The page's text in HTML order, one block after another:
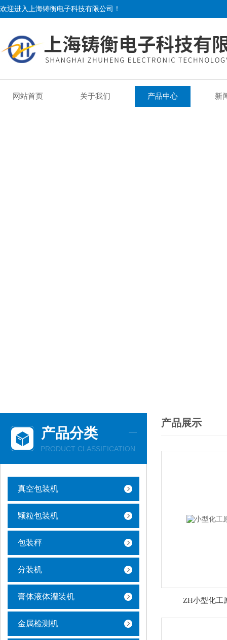
欢迎进入上海铸衡电子科技有限公司！
网站首页 关于我们 产品中心 新
产品分类
PRODUCT CLASSIFICATION
真空包装机
颗粒包装机
包装秤
分装机
膏体液体灌装机
金属检测机
产品展示
ZH小型化工